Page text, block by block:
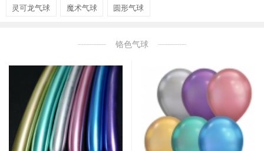
灵可龙气球 魔术气球 圆形气球
铬色气球